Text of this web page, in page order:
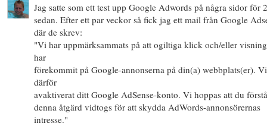
Jag satte som ett test upp Google Adwords på några sidor för
sedan. Efter ett par veckor så fick jag ett mail från Google
där de skrev:
"Vi har uppmärksammats på att ogiltiga klick och/eller
har
förekommit på Google-annonserna på din(a) webbplats(er).
därför
avaktiverat ditt Google AdSense-konto. Vi hoppas att du
denna åtgärd vidtogs för att skydda AdWords-annonsörernas
intresse."